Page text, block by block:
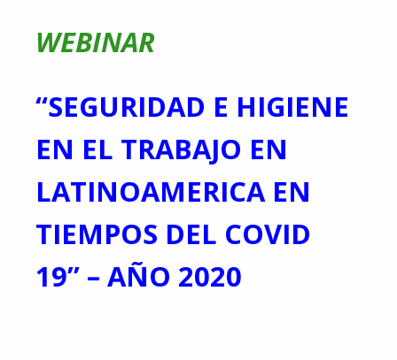
WEBINAR
“SEGURIDAD E HIGIENE
EN EL TRABAJO EN
LATINOAMERICA EN
TIEMPOS DEL COVID
19” – AÑO 2020